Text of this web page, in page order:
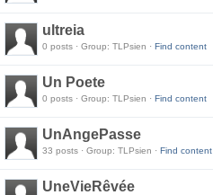
ultreia
0 posts · Group: TLPsien · Find content
Un Poete
0 posts · Group: TLPsien · Find content
UnAngePasse
33 posts · Group: TLPsien · Find content
UneVieRêvée